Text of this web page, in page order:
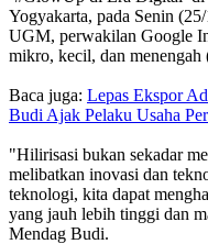
Yogyakarta, pada Senin
UGM, perwakilan Google
mikro, kecil, dan
Baca juga: Lepas Ekspor
Budi Ajak Pelaku Usaha
"Hilirisasi bukan sekadar
melibatkan inovasi dan
teknologi, kita dapat
yang jauh lebih tinggi dan
Mendag Budi.